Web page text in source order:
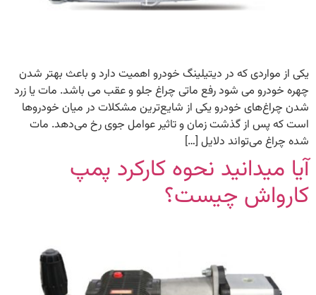
یکی از مواردی که در دیتیلینگ خودرو اهمیت دارد و باعث بهتر شدن
چهره خودرو می شود رفع ماتی چراغ جلو و عقب می باشد. مات یا زرد
شدن چراغ‌های خودرو یکی از شایع‌ترین مشکلات در میان خودروها
است که پس از گذشت زمان و تاثیر عوامل جوی رخ می‌دهد. مات
شده چراغ می‌تواند دلایل […]
آیا میدانید نحوه کارکرد پمپ
کارواش چیست؟